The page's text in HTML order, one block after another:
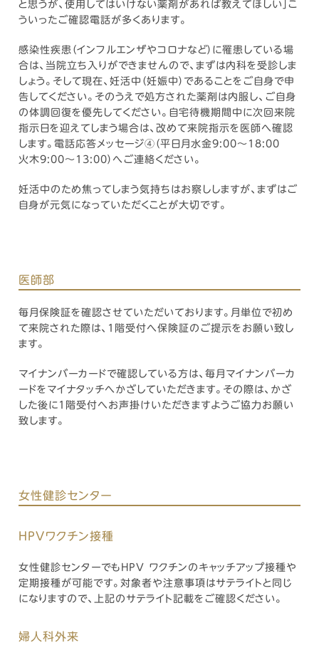
と思うが、使用してはいけない薬剤があれば教えてほしい」こ
ういったご確認電話が多くあります。
感染性疾患（インフルエンザやコロナなど）に罹患している場
合は、当院立ち入りができませんので、まずは内科を受診しま
しょう。そして現在、妊活中（妊娠中）であることをご自身で申
告してください。そのうえで処方された薬剤は内服し、ご自身
の体調回復を優先してください。自宅待機期間中に次回来院
指示日を迎えてしまう場合は、改めて来院指示を医師へ確認
します。電話応答メッセージ④（平日月水金9:00～18:00
火木9:00～13:00）へご連絡ください。
妊活中のため焦ってしまう気持ちはお察ししますが、まずはご
自身が元気になっていただくことが大切です。
医師部
毎月保険証を確認させていただいております。月単位で初め
て来院された際は、1階受付へ保険証のご提示をお願い致し
ます。
マイナンバーカードで確認している方は、毎月マイナンバーカ
ードをマイナタッチへかざしていただきます。その際は、かざ
した後に1階受付へお声掛けいただきますようご協力お願い
致します。
女性健診センター
HPVワクチン接種
女性健診センターでもHPV ワクチンのキャッチアップ接種や
定期接種が可能です。対象者や注意事項はサテライトと同じ
になりますので、上記のサテライト記載をご確認ください。
婦人科外来